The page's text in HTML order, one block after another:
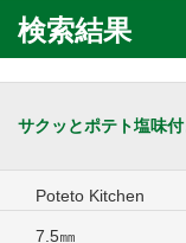
検索結果
サクッとポテト塩味
Poteto Kitchen
7.5㎜